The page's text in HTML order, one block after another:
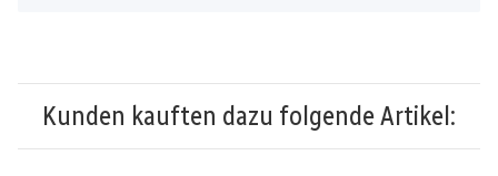
Kunden kauften dazu folgende Artikel: